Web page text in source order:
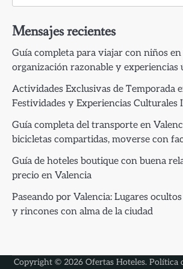
Mensajes recientes
Guía completa para viajar con niños en
organización razonable y experiencias
Actividades Exclusivas de Temporada
Festividades y Experiencias Culturales
Guía completa del transporte en
bicicletas compartidas, moverse con
Guía de hoteles boutique con buena
precio en Valencia
Paseando por Valencia: Lugares
y rincones con alma de la ciudad
Copyright © 2026 Ofertas Hoteles. Política